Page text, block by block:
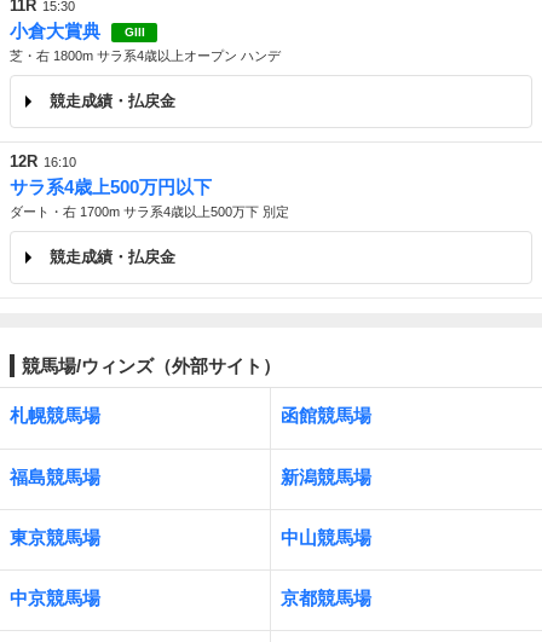
11R 15:30
小倉大賞典 GIII
芝・右 1800m サラ系4歳以上オープン ハンデ
競走成績・払戻金
12R 16:10
サラ系4歳上500万円以下
ダート・右 1700m サラ系4歳以上500万下 別定
競走成績・払戻金
競馬場/ウィンズ（外部サイト）
札幌競馬場 函館競馬場
福島競馬場 新潟競馬場
東京競馬場 中山競馬場
中京競馬場 京都競馬場